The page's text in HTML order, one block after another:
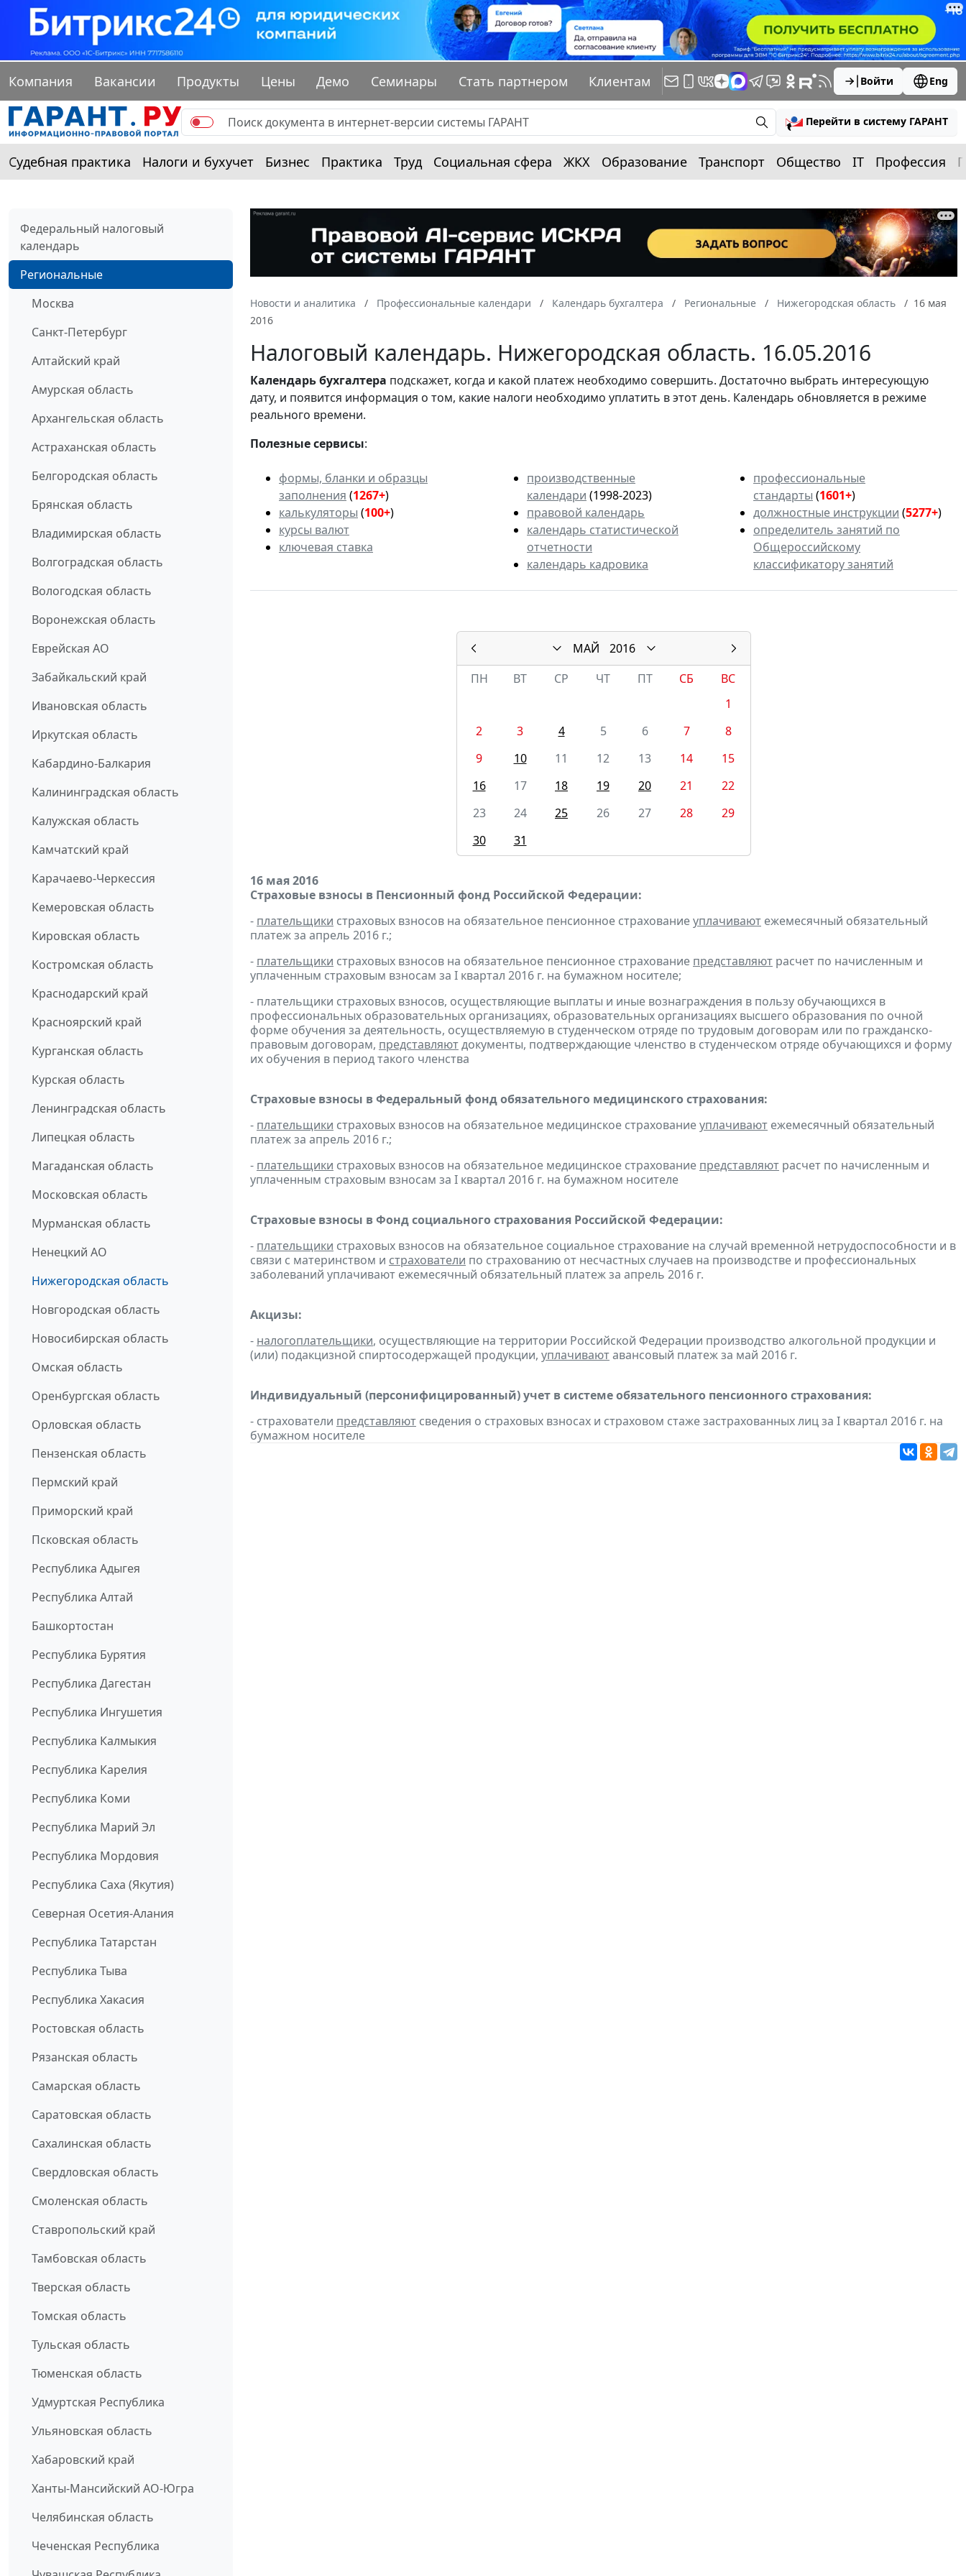
Компания Вакансии Продукты Цены Демо Семинары Стать партнером Клиентам Войти Eng
Перейти в систему ГАРАНТ
Судебная практика Налоги и бухучет Бизнес Практика Труд Социальная сфера ЖКХ Образование Транспорт Общество IT Профессия
Федеральный налоговый
календарь
Региональные
Москва
Санкт-Петербург
Алтайский край
Амурская область
Архангельская область
Астраханская область
Белгородская область
Брянская область
Владимирская область
Волгоградская область
Вологодская область
Воронежская область
Еврейская АО
Забайкальский край
Ивановская область
Иркутская область
Кабардино-Балкария
Калининградская область
Калужская область
Камчатский край
Карачаево-Черкессия
Кемеровская область
Кировская область
Костромская область
Краснодарский край
Красноярский край
Курганская область
Курская область
Ленинградская область
Липецкая область
Магаданская область
Московская область
Мурманская область
Ненецкий АО
Нижегородская область
Новгородская область
Новосибирская область
Омская область
Оренбургская область
Орловская область
Пензенская область
Пермский край
Приморский край
Псковская область
Республика Адыгея
Республика Алтай
Башкортостан
Республика Бурятия
Республика Дагестан
Республика Ингушетия
Республика Калмыкия
Республика Карелия
Республика Коми
Республика Марий Эл
Республика Мордовия
Республика Саха (Якутия)
Северная Осетия-Алания
Республика Татарстан
Республика Тыва
Республика Хакасия
Ростовская область
Рязанская область
Самарская область
Саратовская область
Сахалинская область
Свердловская область
Смоленская область
Ставропольский край
Тамбовская область
Тверская область
Томская область
Тульская область
Тюменская область
Удмуртская Республика
Ульяновская область
Хабаровский край
Ханты-Мансийский АО-Югра
Челябинская область
Чеченская Республика
Новости и аналитика Профессиональные календари Календарь бухгалтера Региональные Нижегородская область
16 мая
2016
Налоговый календарь. Нижегородская область. 16.05.2016
Календарьбухгалтера подскажет, когда и какой платеж необходимо совершить. Достаточно выбрать интересующую
дату, и появится информация о том, какие налоги необходимо уплатить в этот день. Календарь обновляется в режиме
реального времени.
Полезные сервисы:
формы, бланки и образцы
заполнения (1267+)
калькуляторы (100+)
курсы валют
ключевая ставка
производственные
календари (1998-2023)
правовой календарь
календарь статистической
отчетности
календарь кадровика
профессиональные
стандарты (1601+)
должностные инструкции (5277+)
определитель занятий по
Общероссийскому
классификатору занятий
МАЙ
2016
ПН
ВТ СР ЧТ ПТ СБ
ВС
1
2
3 4 5 6 7
8
9
10 11 12 13 14
15
16
17 18 19 20 21
22
23
24 25 26 27 28
29
30
31
16 мая 2016
Страховые взносы в Пенсионный фонд Российской Федерации:
- плательщики страховых взносов на обязательное пенсионное страхованиеуплачивают ежемесячный обязательный
платеж за апрель 2016 г.;
- плательщики страховых взносов на обязательное пенсионное страхование представляют расчет по начисленным и
уплаченным страховым взносам за I квартал 2016 г. на бумажном носителе;
- плательщики страховых взносов, осуществляющие выплаты и иные вознаграждения в пользу обучающихся в
профессиональных образовательных организациях, образовательных организациях высшего образования по очной
форме обучения за деятельность, осуществляемую в студенческом отряде по трудовым договорам или по гражданско-
правовым договорам, представляютдокументы, подтверждающие членство в студенческом отряде обучающихся и форму
их обучения в период такого членства
Страховые взносы в Федеральный фонд обязательного медицинского страхования:
- плательщики страховых взносов на обязательное медицинское страхованиеуплачивают ежемесячный обязательный
платеж за апрель 2016 г.;
- плательщики страховых взносов на обязательное медицинское страхование представляют расчет по начисленным и
уплаченным страховым взносам за I квартал 2016 г. на бумажном носителе
Страховые взносы в Фонд социального страхования Российской Федерации:
- плательщики страховых взносов на обязательное социальное страхование на случай временной нетрудоспособности и в
связи с материнством и страхователи по страхованию от несчастных случаев на производстве и профессиональных
заболеваний уплачивают ежемесячный обязательный платеж за апрель 2016 г.
Акцизы:
- налогоплательщики, осуществляющие на территории Российской Федерации производство алкогольной продукции и
(или) подакцизной спиртосодержащей продукции, уплачиваютавансовый платеж за май 2016 г.
Индивидуальный (персонифицированный) учет в системе обязательного пенсионного страхования:
- страхователи представляют сведения о страховых взносах и страховом стаже застрахованных лиц за I квартал 2016 г. на
бумажном носителе